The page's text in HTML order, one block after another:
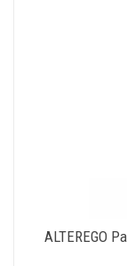
ALTEREGO